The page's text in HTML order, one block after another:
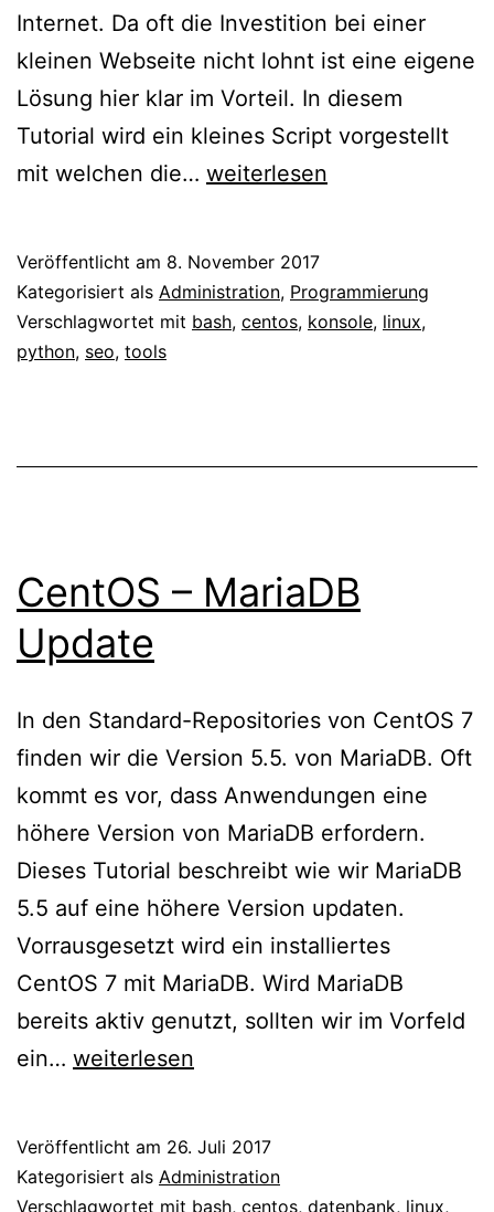
Internet. Da oft die Investition bei einer
kleinen Webseite nicht lohnt ist eine eigene
Lösung hier klar im Vorteil. In diesem
Tutorial wird ein kleines Script vorgestellt
mit welchen die… Google
Check
mit
weiterlesen
Veröffentlicht am 8. November 2017
Kategorisiert als Administration, Programmierung
Verschlagwortet mit bash, centos, konsole, linux,
python, seo, tools
CentOS – MariaDB
Update
In den Standard-Repositories von CentOS 7
finden wir die Version 5.5. von MariaDB. Oft
kommt es vor, dass Anwendungen eine
höhere Version von MariaDB erfordern.
Dieses Tutorial beschreibt wie wir MariaDB
5.5 auf eine höhere Version updaten.
Vorrausgesetzt wird ein installiertes
CentOS 7 mit MariaDB. Wird MariaDB
bereits aktiv genutzt, sollten wir im Vorfeld
ein… CentOS
Update
weiterlesen
Veröffentlicht am 26. Juli 2017
Kategorisiert als Administration
Verschlagwortet mit bash, centos, datenbank, linux,